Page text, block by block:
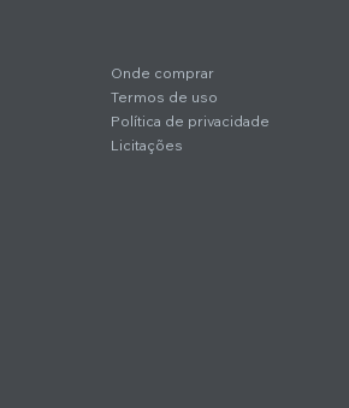
Onde comprar
Termos de uso
Política de privacidade
Licitações